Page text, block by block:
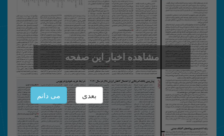
مشاهده اخبار این صفحه
بعدی می دانم